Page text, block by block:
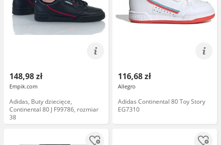
148,98 zł
Empik.com
Adidas, Buty dziecięce,
Continental 80 J F99786, rozmiar
38
116,68 zł
Allegro
Adidas Continental 80 Toy Story
EG7310